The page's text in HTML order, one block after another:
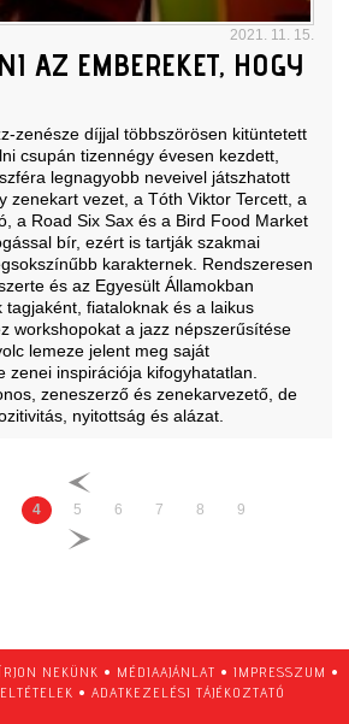
2021. 11. 15.
AZ EMBEREKET, HOGY
zenésze díjjal többszörösen kitüntetett
csupán tizennégy évesen kezdett,
legnagyobb neveivel játszhatott
zenekart vezet, a Tóth Viktor Tercett, a
a Road Six Sax és a Bird Food Market
bír, ezért is tartják szakmai
karakternek. Rendszeresen
és az Egyesült Államokban
tagjaként, fiataloknak és a laikus
workshopokat a jazz népszerűsítése
lemeze jelent meg saját
zenei inspirációja kifogyhatatlan.
zeneszerző és zenekarvezető, de
nyitottság és alázat.
4 5 6 7 8 9
NEKÜNK • MÉDIAAJÁNLAT • IMPRESSZUM •
• ADATKEZELÉSI TÁJÉKOZTATÓ